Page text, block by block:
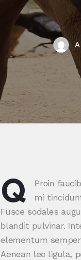
Q
Proin
mi
Fusce sodales
blandit pulvinar.
elementum
Aenean leo ligula,